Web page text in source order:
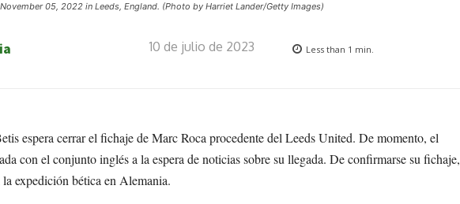
05, 2022 in Leeds, England. (Photo by Harriet Lander/Getty Images)
10 de julio de 2023 Less than 1 min.
espera cerrar el fichaje de Marc Roca procedente del Leeds United. De momento, el
con el conjunto inglés a la espera de noticias sobre su llegada. De confirmarse su fichaje,
expedición bética en Alemania.